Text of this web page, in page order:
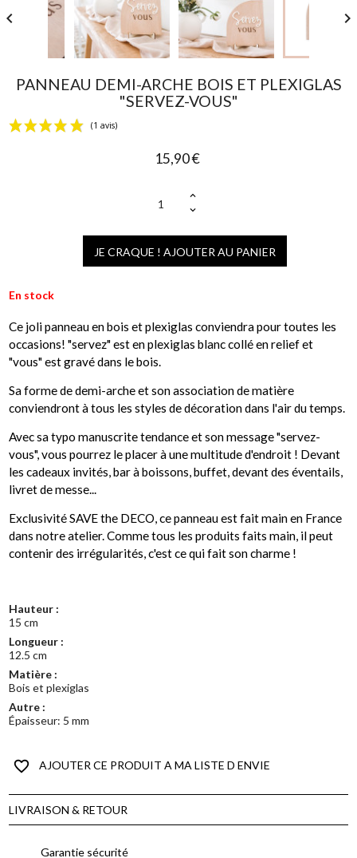
 
PANNEAU DEMI-ARCHE BOIS ET PLEXIGLAS
"SERVEZ-VOUS"
(1 avis)
15,90 €
JE CRAQUE ! AJOUTER AU PANIER
En stock
Ce joli panneau en bois et plexiglas conviendra pour toutes les
occasions! "servez" est en plexiglas blanc collé en relief et
"vous" est gravé dans le bois.
Sa forme de demi-arche et son association de matière
conviendront à tous les styles de décoration dans l'air du temps.
Avec sa typo manuscrite tendance et son message "servez-
vous", vous pourrez le placer à une multitude d'endroit ! Devant
les cadeaux invités, bar à boissons, buffet, devant des éventails,
livret de messe...
Exclusivité SAVE the DECO, ce panneau est fait main en France
dans notre atelier. Comme tous les produits faits main, il peut
contenir des irrégularités, c'est ce qui fait son charme !
Hauteur :
15 cm
Longueur :
12.5 cm
Matière :
Bois et plexiglas
Autre :
Épaisseur: 5 mm
favorite_border AJOUTER CE PRODUIT A MA LISTE D ENVIE
LIVRAISON & RETOUR
Garantie sécurité